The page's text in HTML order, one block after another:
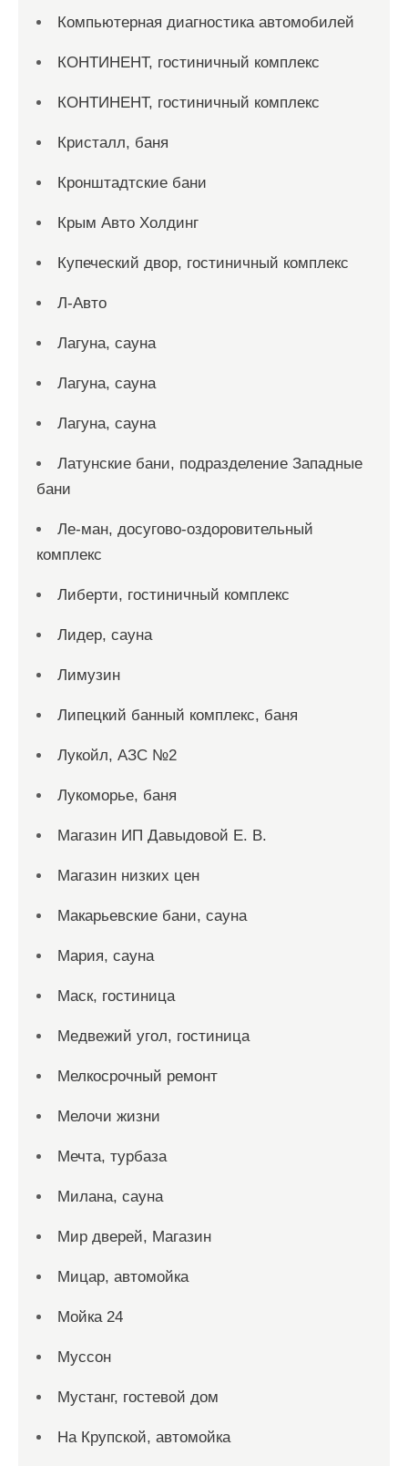
Компьютерная диагностика автомобилей
КОНТИНЕНТ, гостиничный комплекс
КОНТИНЕНТ, гостиничный комплекс
Кристалл, баня
Кронштадтские бани
Крым Авто Холдинг
Купеческий двор, гостиничный комплекс
Л-Авто
Лагуна, сауна
Лагуна, сауна
Лагуна, сауна
Латунские бани, подразделение Западные
бани
Ле-ман, досугово-оздоровительный
комплекс
Либерти, гостиничный комплекс
Лидер, сауна
Лимузин
Липецкий банный комплекс, баня
Лукойл, АЗС №2
Лукоморье, баня
Магазин ИП Давыдовой Е. В.
Магазин низких цен
Макарьевские бани, сауна
Мария, сауна
Маск, гостиница
Медвежий угол, гостиница
Мелкосрочный ремонт
Мелочи жизни
Мечта, турбаза
Милана, сауна
Мир дверей, Магазин
Мицар, автомойка
Мойка 24
Муссон
Мустанг, гостевой дом
На Крупской, автомойка